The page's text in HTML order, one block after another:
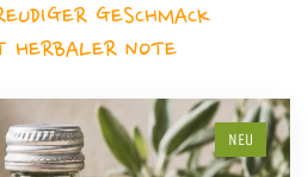
GESCHMACK
NOTE
NEU